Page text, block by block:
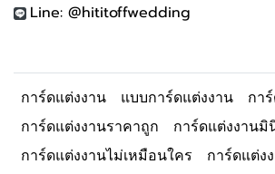
Line: @hititoffwedding
การ์ดแต่งงาน แบบการ์ดแต่งงาน
กา
การ์ดแต่งงานราคาถูก
การ์ดแต่งงานมิ
การ์ดแต่งงานไม่เหมือนใคร
การ์ดแต่ง